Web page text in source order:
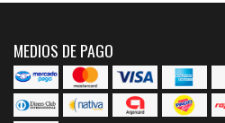
MEDIOS DE PAGO